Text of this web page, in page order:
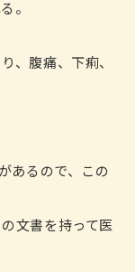
。
、腹痛、下痢、
あるので、この
文書を持って医